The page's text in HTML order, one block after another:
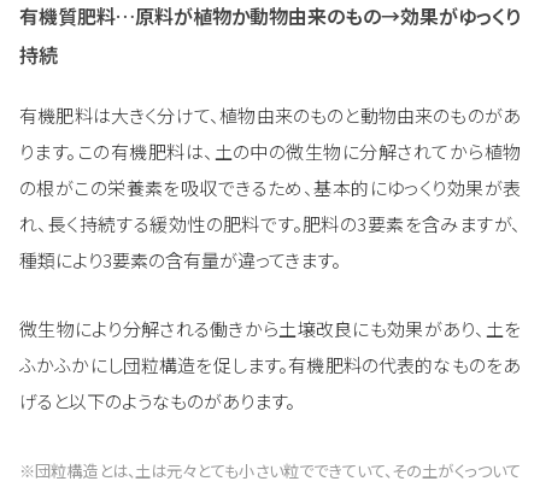
有機質肥料…原料が植物か動物由来のもの→効果がゆっくり
持続
有機肥料は大きく分けて、植物由来のものと動物由来のものがあ
ります。この有機肥料は、土の中の微生物に分解されてから植物
の根がこの栄養素を吸収できるため、基本的にゆっくり効果が表
れ、長く持続する緩効性の肥料です。肥料の3要素を含みますが、
種類により3要素の含有量が違ってきます。
微生物により分解される働きから土壌改良にも効果があり、土を
ふかふかにし団粒構造を促します。有機肥料の代表的なものをあ
げると以下のようなものがあります。
※団粒構造とは、土は元々とても小さい粒でできていて、その土がくっついて